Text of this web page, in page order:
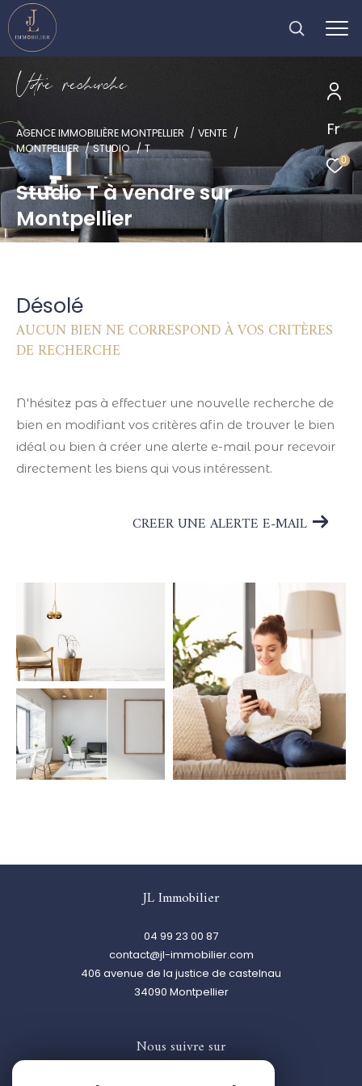
Fr
0
Vore recece
AGENCE IMMOBILIÈRE MONTPELLIER
VENTE
MONTPELLIER
STUDIO T
Studio T à vendre sur
Montpellier
Désolé
AUCUN BIEN NE CORRESPOND À VOS CRITÈRES
DE RECHERCHE
N'hésitez pas à effectuer une nouvelle recherche de
bien en modifiant vos critères afin de trouver le bien
idéal ou bien à créer une alerte e-mail pour recevoir
directement les biens qui vous intéressent.
CREER UNE ALERTE E-MAIL
JL Immobilier
04 99 23 00 87
contact@jl-immobilier.com
406 avenue de la justice de castelnau
34090
montpellier
Nous suivre sur